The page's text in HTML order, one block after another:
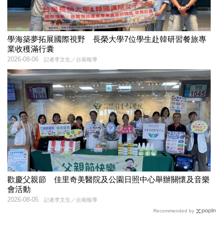
學海築夢拓展國際視野 長榮大學7位學生赴韓研習餐旅專
業收穫滿行囊
記者李文生／台南報導
2026-08-06
歡慶父親節 佳里奇美醫院及公園日照中心舉辦關懷及音樂
會活動
記者李文生／台南報導
2026-08-05
Recommended by